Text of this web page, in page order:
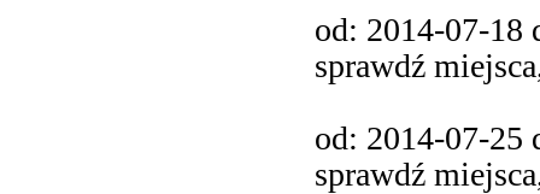
od: 2014-07-18
sprawdź
od: 2014-07-25
sprawdź